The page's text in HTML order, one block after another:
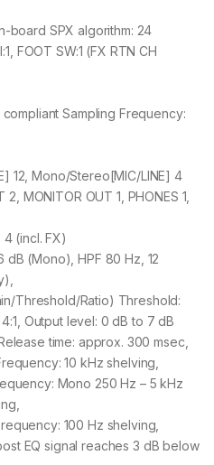
board SPX algorithm: 24
FOOT SW:1 (FX RTN CH
Sampling Frequency:
12, Mono/Stereo[MIC/LINE] 4
MONITOR OUT 1, PHONES 1,
4 (incl. FX)
dB (Mono), HPF 80 Hz, 12
Threshold/Ratio) Threshold:
Output level: 0 dB to 7 dB
time: approx. 300 msec,
10 kHz shelving,
Mono 250 Hz – 5 kHz
100 Hz shelving,
EQ signal reaches 3 dB below